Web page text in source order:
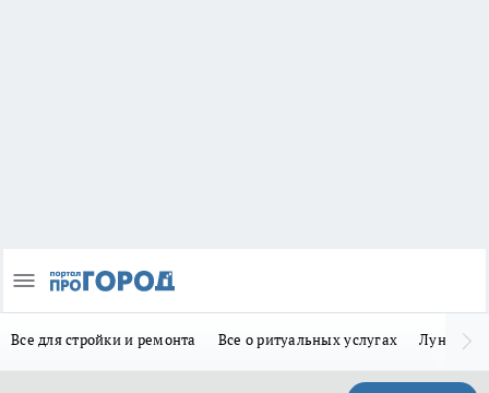
Все для стройки и ремонта Все о ритуальных услугах Лунно-